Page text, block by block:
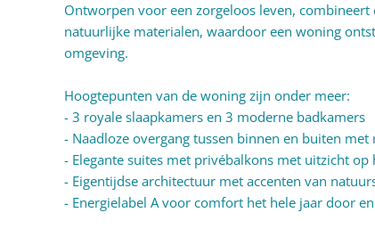
Ontworpen voor een zorgeloos leven,
natuurlijke materialen, waardoor een woning
omgeving.
Hoogtepunten van de woning zijn onder meer:
- 3 royale slaapkamers en 3 moderne badkamers
- Naadloze overgang tussen binnen en buiten
- Elegante suites met privébalkons met uitzicht op
- Eigentijdse architectuur met accenten van
- Energielabel A voor comfort het hele jaar door